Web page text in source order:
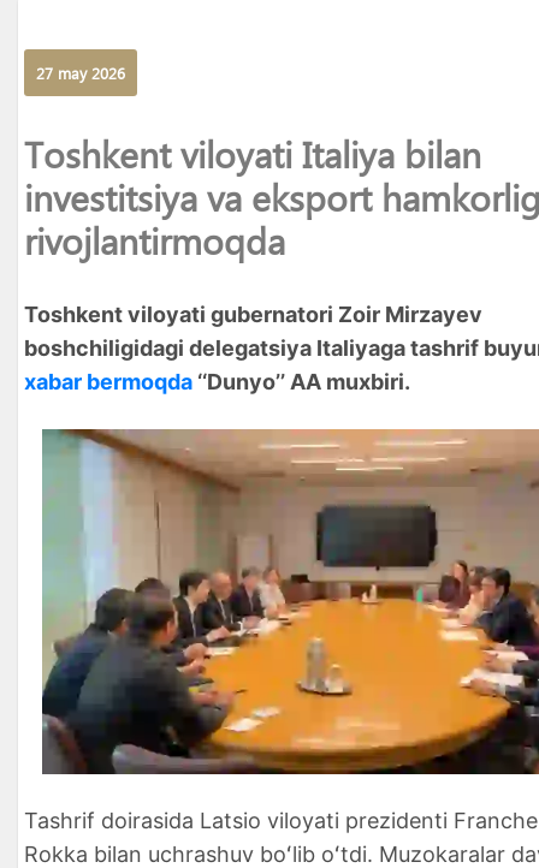
27 may 2026
Toshkent viloyati Italiya bilan
investitsiya va eksport
rivojlantirmoqda
Toshkent viloyati gubernatori Zoir Mirzayev
boshchiligidagi delegatsiya Italiyaga tashrif
xabar bermoqda ‘‘Dunyo’’ AA muxbiri.
Tashrif doirasida Latsio viloyati prezidenti
Rokka bilan uchrashuv boʻlib oʻtdi. Muzokaralar